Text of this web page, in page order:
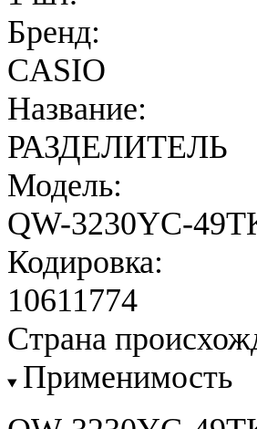
Бренд:
CASIO
Название:
РАЗДЕЛИТЕЛЬ
Модель:
QW-3230YC-
Кодировка:
10611774
Страна
Применимость